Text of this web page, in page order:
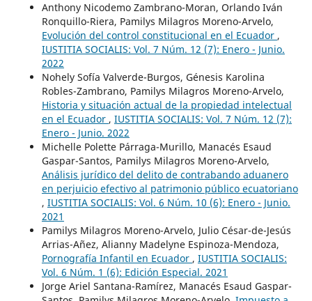
Anthony Nicodemo Zambrano-Moran, Orlando Iván
Ronquillo-Riera, Pamilys Milagros Moreno-Arvelo,
Evolución del control constitucional en el Ecuador ,
IUSTITIA SOCIALIS: Vol. 7 Núm. 12 (7): Enero - Junio.
2022
Nohely Sofía Valverde-Burgos, Génesis Karolina
Robles-Zambrano, Pamilys Milagros Moreno-Arvelo,
Historia y situación actual de la propiedad intelectual
en el Ecuador , IUSTITIA SOCIALIS: Vol. 7 Núm. 12 (7):
Enero - Junio. 2022
Michelle Polette Párraga-Murillo, Manacés Esaud
Gaspar-Santos, Pamilys Milagros Moreno-Arvelo,
Análisis jurídico del delito de contrabando aduanero
en perjuicio efectivo al patrimonio público ecuatoriano
, IUSTITIA SOCIALIS: Vol. 6 Núm. 10 (6): Enero - Junio.
2021
Pamilys Milagros Moreno-Arvelo, Julio César-de-Jesús
Arrias-Añez, Alianny Madelyne Espinoza-Mendoza,
Pornografía Infantil en Ecuador , IUSTITIA SOCIALIS:
Vol. 6 Núm. 1 (6): Edición Especial. 2021
Jorge Ariel Santana-Ramírez, Manacés Esaud Gaspar-